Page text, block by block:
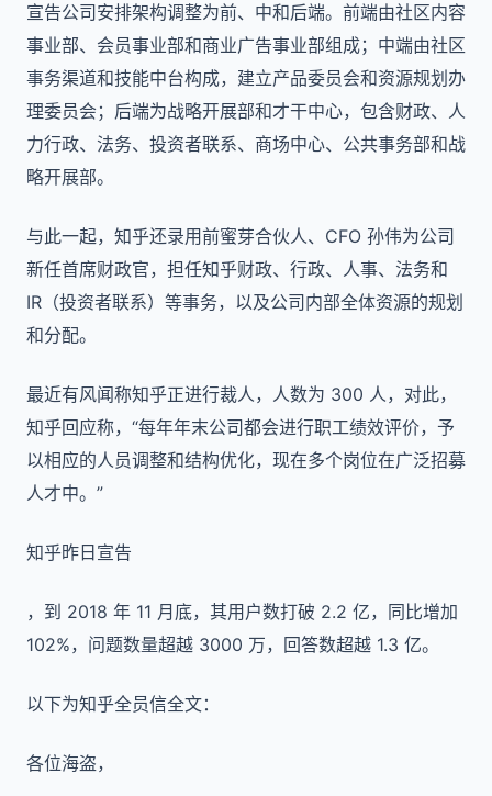
宣告公司安排架构调整为前、中和后端。前端由社区内容
事业部、会员事业部和商业广告事业部组成；中端由社区
事务渠道和技能中台构成，建立产品委员会和资源规划办
理委员会；后端为战略开展部和才干中心，包含财政、人
力行政、法务、投资者联系、商场中心、公共事务部和战
略开展部。
与此一起，知乎还录用前蜜芽合伙人、CFO 孙伟为公司
新任首席财政官，担任知乎财政、行政、人事、法务和
IR（投资者联系）等事务，以及公司内部全体资源的规划
和分配。
最近有风闻称知乎正进行裁人，人数为 300 人，对此，
知乎回应称，“每年年末公司都会进行职工绩效评价，予
以相应的人员调整和结构优化，现在多个岗位在广泛招募
人才中。”
知乎昨日宣告
，到 2018 年 11 月底，其用户数打破 2.2 亿，同比增加
102%，问题数量超越 3000 万，回答数超越 1.3 亿。
以下为知乎全员信全文：
各位海盗，